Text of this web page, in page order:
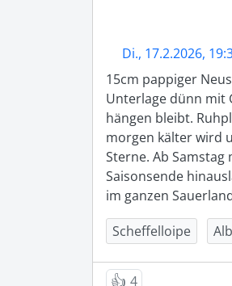
Di., 17.2.2026,
15cm pappiger
Unterlage dünn mit
hängen bleibt.
morgen kälter wird
Sterne. Ab
Saisonsende
im ganzen
Scheffelloipe
👍 4